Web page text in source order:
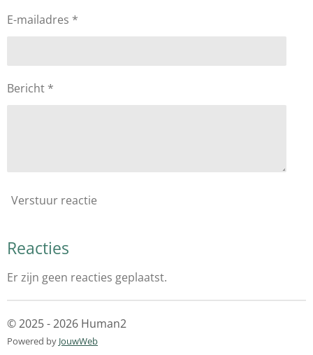
E-mailadres *
Bericht *
Verstuur reactie
Reacties
Er zijn geen reacties geplaatst.
© 2025 - 2026 Human2
Powered by JouwWeb